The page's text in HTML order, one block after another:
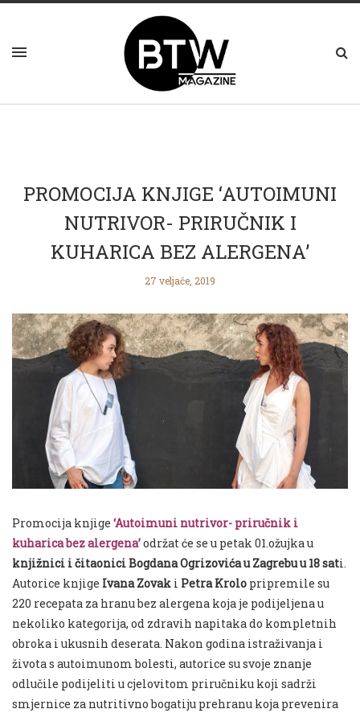
PROMOCIJA KNJIGE ‘AUTOIMUNI
NUTRIVOR- PRIRUČNIK I
KUHARICA BEZ ALERGENA’
27 veljače, 2019
Promocija knjige ‘Autoimuni nutrivor- priručnik i
kuharica bez alergena’održat će se u petak 01.ožujka u
knjižnici i čitaonici Bogdana Ogrizovića u Zagrebu u 18 sati.
Autorice knjige Ivana Zovak i Petra Krolo pripremile su
220 recepata za hranu bez alergena koja je podijeljena u
nekoliko kategorija, od zdravih napitaka do kompletnih
obroka i ukusnih deserata. Nakon godina istraživanja i
života s autoimunom bolesti, autorice su svoje znanje
odlučile podijeliti u cjelovitom priručniku koji sadrži
smjernice za nutritivno bogatiju prehranu koja prevenira